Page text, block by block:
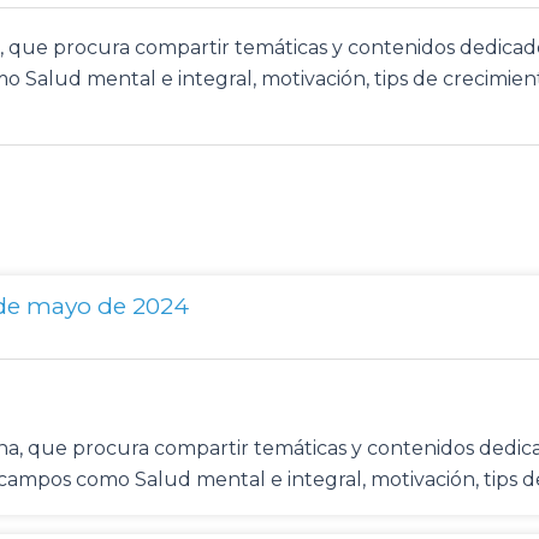
procura compartir temáticas y contenidos
Salud mental e integral, motivación, tips de
mayo de 2024
que procura compartir temáticas y contenidos
como Salud mental e integral, motivación, tips